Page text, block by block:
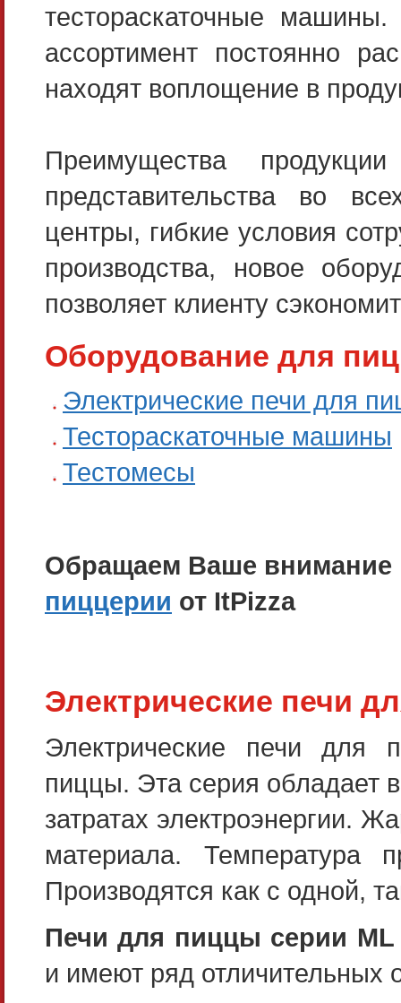
тестораскаточные
ассортимент постоянно
находят воплощение в
Преимущества
представительства во
центры, гибкие условия
производства, новое
позволяет клиенту
Оборудование для
Электрические печи для
Тестораскаточные машины
Тестомесы
Обращаем Ваше внимание
пиццерии от ItPizza
Электрические печи
Электрические печи для
пиццы. Эта серия обладает
затратах электроэнергии.
материала.
Производятся как с одной,
Печи для пиццы серии ML
и имеют ряд отличительных